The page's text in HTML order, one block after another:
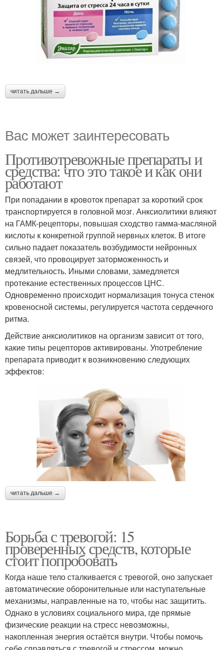
читать дальше →
Вас может заинтересовать
Противотревожные препараты и
средства: что это такое и как они
работают
При попадании в кровоток препарат за короткий срок
транспортируется в головной мозг. Анксиолитики влияют
на ГАМК-рецепторы, повышая сходство гамма-масляной
кислоты к конкретной группой нервных клеток. В итоге
сильно падает показатель возбудимости нейронных
связей, что провоцирует заторможенность и
медлительность. Иными словами, замедляется
протекание естественных процессов ЦНС.
Одновременно происходит нормализация тонуса стенок
кровеносной системы, регулируется частота сердечного
ритма.
Действие анксиолитиков на организм зависит от того,
какие типы рецепторов активированы. Употребление
препарата приводит к возникновению следующих
эффектов:
читать дальше →
Борьба с тревогой: 15
проверенных средств, которые
стоит попробовать
Когда наше тело сталкивается с тревогой, оно запускает
автоматические оборонительные или наступательные
механизмы, направленные на то, чтобы нас защитить.
Однако в условиях социального мира, где прямые
физические реакции на стресс невозможны,
накопленная энергия остаётся внутри. Чтобы помочь